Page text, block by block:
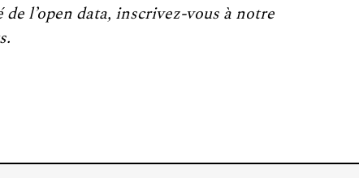
l’open data, inscrivez-vous à notre